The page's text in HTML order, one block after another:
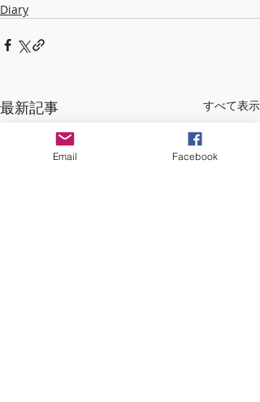
Diary
最新記事 すべて表示
Email Facebook